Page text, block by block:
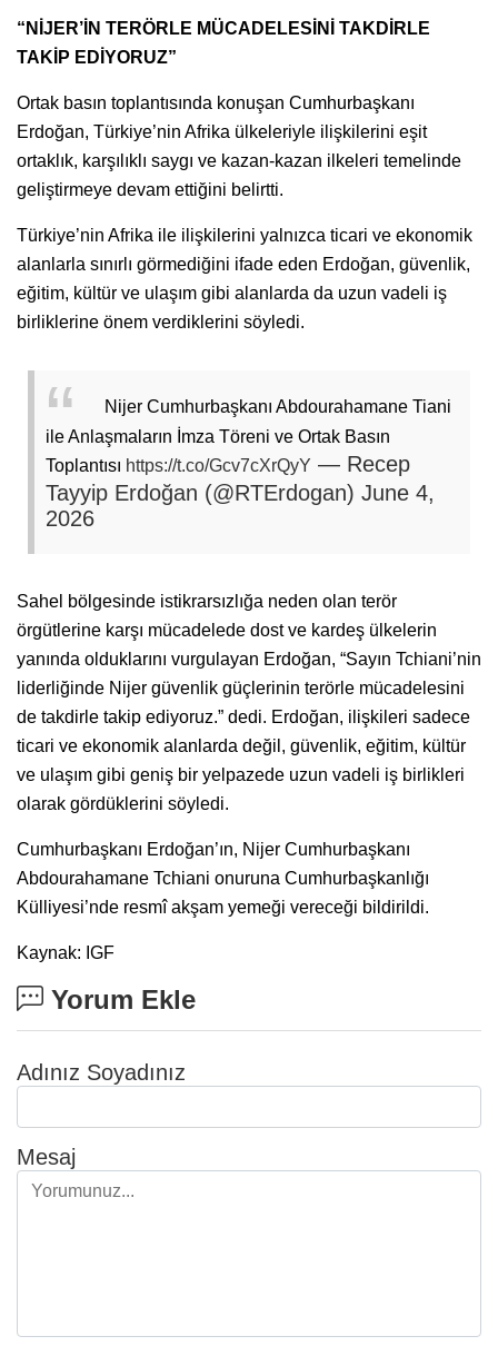
“NİJER’İN TERÖRLE MÜCADELESİNİ TAKDİRLE
TAKİP EDİYORUZ”
Ortak basın toplantısında konuşan Cumhurbaşkanı
Erdoğan, Türkiye’nin Afrika ülkeleriyle ilişkilerini eşit
ortaklık, karşılıklı saygı ve kazan-kazan ilkeleri temelinde
geliştirmeye devam ettiğini belirtti.
Türkiye’nin Afrika ile ilişkilerini yalnızca ticari ve ekonomik
alanlarla sınırlı görmediğini ifade eden Erdoğan, güvenlik,
eğitim, kültür ve ulaşım gibi alanlarda da uzun vadeli iş
birliklerine önem verdiklerini söyledi.
Nijer Cumhurbaşkanı Abdourahamane Tiani
ile Anlaşmaların İmza Töreni ve Ortak Basın
Toplantısı https://t.co/Gcv7cXrQyY — Recep
Tayyip Erdoğan (@RTErdogan) June 4,
2026
Sahel bölgesinde istikrarsızlığa neden olan terör
örgütlerine karşı mücadelede dost ve kardeş ülkelerin
yanında olduklarını vurgulayan Erdoğan, “Sayın Tchiani’nin
liderliğinde Nijer güvenlik güçlerinin terörle mücadelesini
de takdirle takip ediyoruz.” dedi. Erdoğan, ilişkileri sadece
ticari ve ekonomik alanlarda değil, güvenlik, eğitim, kültür
ve ulaşım gibi geniş bir yelpazede uzun vadeli iş birlikleri
olarak gördüklerini söyledi.
Cumhurbaşkanı Erdoğan’ın, Nijer Cumhurbaşkanı
Abdourahamane Tchiani onuruna Cumhurbaşkanlığı
Külliyesi’nde resmî akşam yemeği vereceği bildirildi.
Kaynak: IGF
Yorum Ekle
Adınız Soyadınız
Mesaj